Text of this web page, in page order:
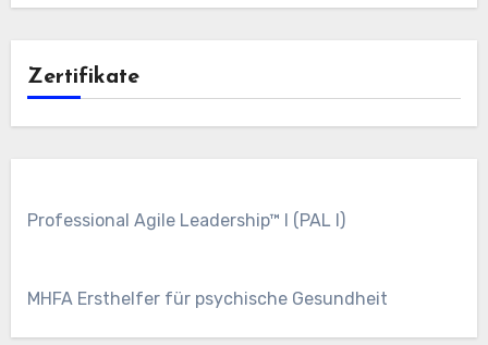
Zertifikate
Professional Agile Leadership™ I (PAL I)
MHFA Ersthelfer für psychische Gesundheit